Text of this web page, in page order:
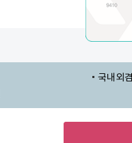
국내외